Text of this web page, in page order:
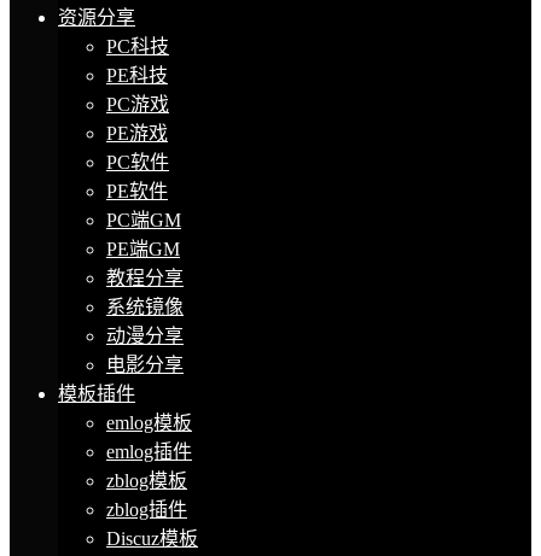
资源分享
PC科技
PE科技
PC游戏
PE游戏
PC软件
PE软件
PC端GM
PE端GM
教程分享
系统镜像
动漫分享
电影分享
模板插件
emlog模板
emlog插件
zblog模板
zblog插件
Discuz模板